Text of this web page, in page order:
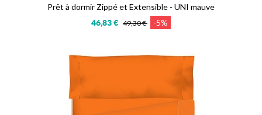
Prêt à dormir Zippé et Extensible - UNI mauve
46,83 € 49,30 € -5%